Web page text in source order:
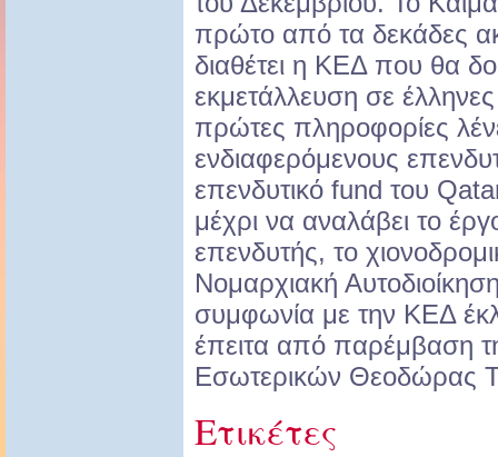
πρώτο από τα δεκάδες
διαθέτει η ΚΕΔ που θα
εκμετάλλευση σε
πρώτες πληροφορίες
ενδιαφερόμενους
επενδυτικό fund του
μέχρι να αναλάβει το
επενδυτής, το
Νομαρχιακή
συμφωνία με την ΚΕΔ
έπειτα από παρέμβαση
Εσωτερικών Θεοδώρας
Ετικέτες